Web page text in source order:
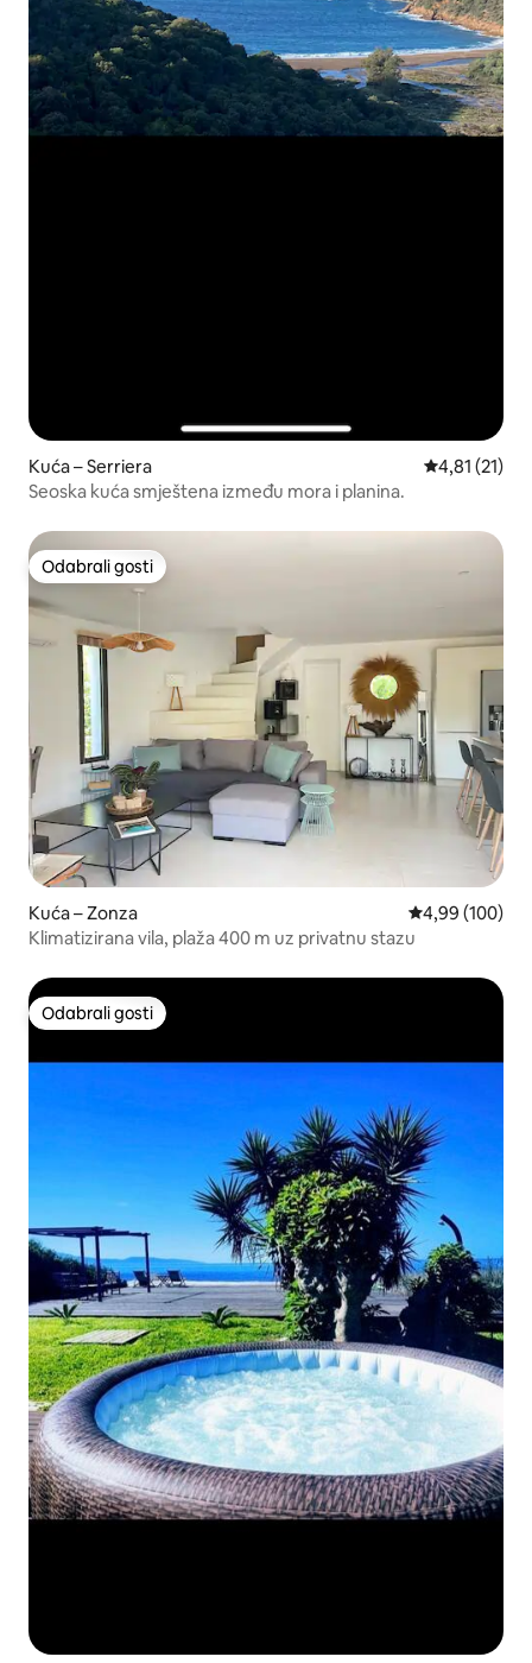
Kuća – Serriera Prosječna
4,81 (21)
Seoska kuća smještena između mora i planina.
Odabrali gosti
Odabrali gosti
Kuća – Zonza Prosječna
4,99 (100)
Klimatizirana vila, plaža 400 m uz privatnu stazu
Odabrali gosti
Odabrali gosti